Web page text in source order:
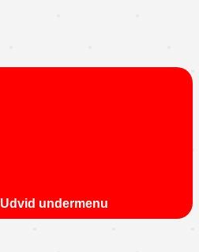
Udvid undermenu